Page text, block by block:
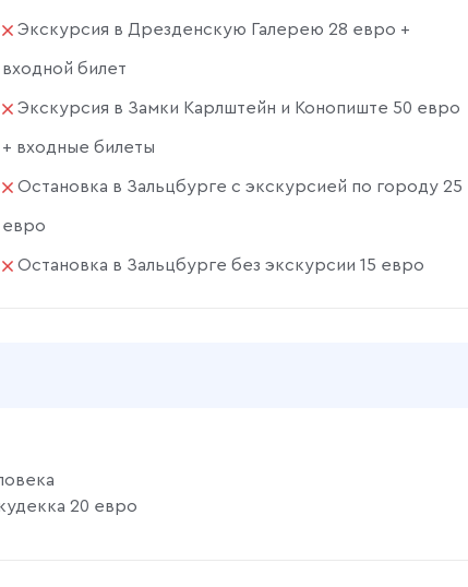
Экскурсия в Дрезденскую Галерею 28 евро +
входной билет
Экскурсия в Замки Карлштейн и Конопиште 50 евро
+ входные билеты
Остановка в Зальцбурге с экскурсией по городу 25
евро
Остановка в Зальцбурге без экскурсии 15 евро
20 евро